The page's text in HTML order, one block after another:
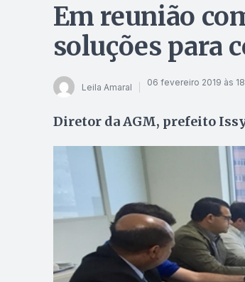
Em reunião
soluções para
Leila Amaral 06 fevereiro 2019 às
Diretor da AGM, prefeito